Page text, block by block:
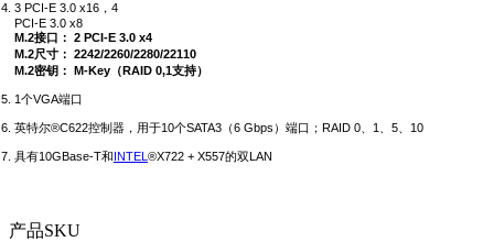
3 PCI-E 3.0 x16，4
PCI-E 3.0 x8
M.2接口： 2 PCI-E 3.0 x4
M.2尺寸 ： 2242/2260/2280/22110
M.2密钥：
M-Key（RAID 0,1支持）
1个VGA端口
英特尔®C622控制器，用于10个SATA3（6 Gbps）端口； RAID 0、1、5、10
具有10GBase-T和 INTEL ®X722 + X557的双LAN
产品SKU